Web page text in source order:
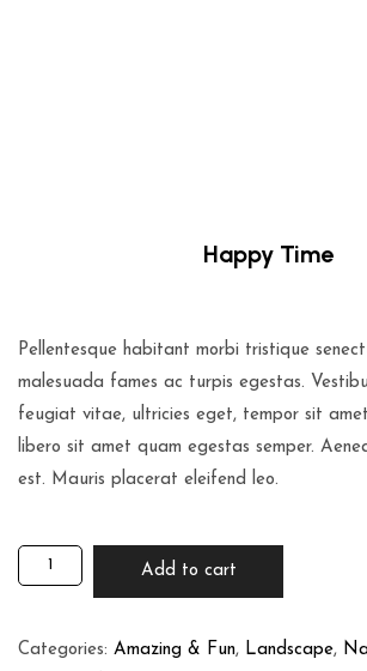
Happy Time
Pellentesque habitant morbi tristique
malesuada fames ac turpis egestas.
feugiat vitae, ultricies eget, tempor sit
libero sit amet quam egestas semper.
est. Mauris placerat eleifend leo.
Add to cart
Categories: Amazing & Fun, Landscape,